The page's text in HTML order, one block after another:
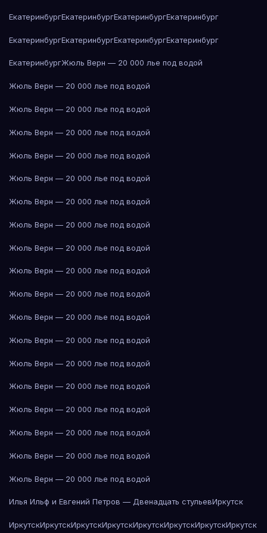
ЕкатеринбургЕкатеринбургЕкатеринбургЕкатеринбург
ЕкатеринбургЕкатеринбургЕкатеринбургЕкатеринбург
ЕкатеринбургЖюль Верн — 20 000 лье под водой
Жюль Верн — 20 000 лье под водой
Жюль Верн — 20 000 лье под водой
Жюль Верн — 20 000 лье под водой
Жюль Верн — 20 000 лье под водой
Жюль Верн — 20 000 лье под водой
Жюль Верн — 20 000 лье под водой
Жюль Верн — 20 000 лье под водой
Жюль Верн — 20 000 лье под водой
Жюль Верн — 20 000 лье под водой
Жюль Верн — 20 000 лье под водой
Жюль Верн — 20 000 лье под водой
Жюль Верн — 20 000 лье под водой
Жюль Верн — 20 000 лье под водой
Жюль Верн — 20 000 лье под водой
Жюль Верн — 20 000 лье под водой
Жюль Верн — 20 000 лье под водой
Жюль Верн — 20 000 лье под водой
Жюль Верн — 20 000 лье под водой
Илья Ильф и Евгений Петров — Двенадцать стульевИркутск
ИркутскИркутскИркутскИркутскИркутскИркутскИркутскИркутск